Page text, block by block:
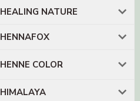
HEALING NATURE
HENNAFOX
HENNE COLOR
HIMALAYA